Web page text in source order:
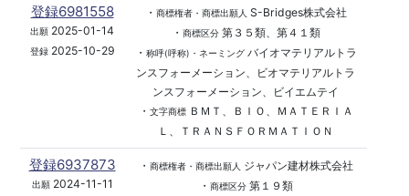
登録6981558
出願 2025-01-14
登録2025-10-29
・ 商標権者・商標出願人 S-Bridges株式会社
・ 商標区分第３５類、第４１類
・ 称呼(呼称)・ネーミングバイオマテリアルトラ
ンスフォーメーション、ビオマテリアルトラ
ンスフォーメーション、ビイエムテイ
・ 文字商標ＢＭＴ、ＢＩＯ、ＭＡＴＥＲＩＡ
Ｌ、ＴＲＡＮＳＦＯＲＭＡＴＩＯＮ
登録6937873
出願2024-11-11
・ 商標権者・商標出願人
ジャパン建材株式会社
・ 商標区分第１９類